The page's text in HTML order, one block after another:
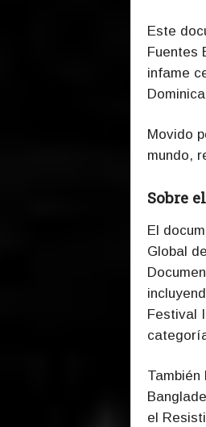
Este
Fuentes
infame
Movido
mundo,
Sobre
El
Global
Festival
el